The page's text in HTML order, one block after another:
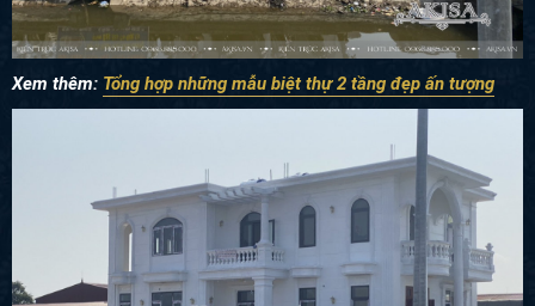
Xem thêm: Tổng hợp những mẫu biệt thự 2 tầng đẹp ấn tượng